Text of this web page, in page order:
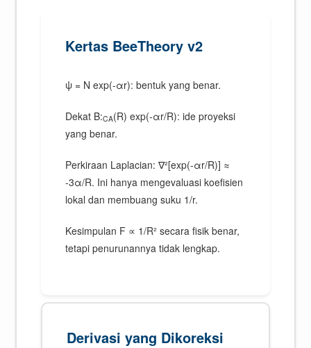
Kertas BeeTheory v2
ψ = N exp(-αr): bentuk yang benar.
Dekat B:CA(R) exp(-αr/R): ide proyeksi
yang benar.
Perkiraan Laplacian: ∇²[exp(-αr/R)] ≈
-3α/R. Ini hanya mengevaluasi koefisien
lokal dan membuang suku 1/r.
Kesimpulan F ∝ 1/R² secara fisik benar,
tetapi penurunannya tidak lengkap.
Derivasi yang Dikoreksi